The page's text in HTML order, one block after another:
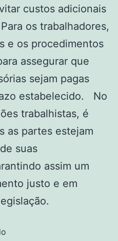
custos adicionais
os trabalhadores,
e os procedimentos
assegurar que
sejam pagas
estabelecido. No
trabalhistas, é
as partes estejam
suas
assim um
justo e em